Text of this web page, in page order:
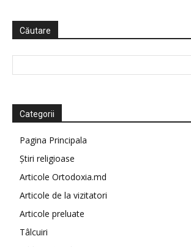
Căutare
Categorii
Pagina Principala
Știri religioase
Articole Ortodoxia.md
Articole de la vizitatori
Articole preluate
Tâlcuiri